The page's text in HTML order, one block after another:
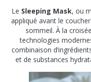
Le Sleeping Mask, ou
appliqué avant le
sommeil. À la
technologies
combinaison
et de substances